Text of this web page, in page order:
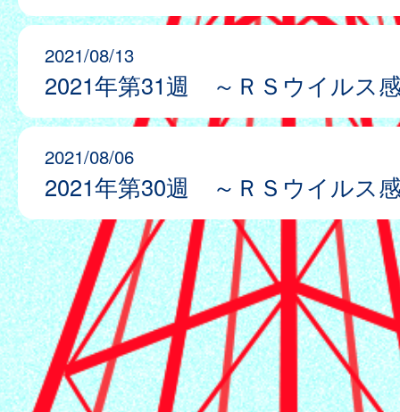
2021/08/13
2021年第31週 ～ＲＳウイルス
2021/08/06
2021年第30週 ～ＲＳウイルス